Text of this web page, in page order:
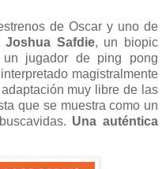
de Oscar y uno de
Joshua Safdie, un biopic
un jugador de ping pong
magistralmente
muy libre de las
que se muestra como un
Una auténtica